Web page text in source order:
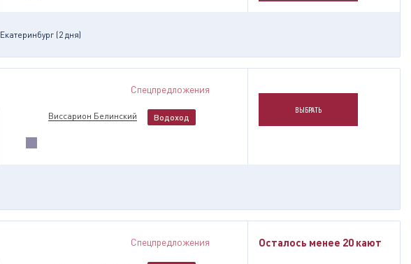
Екатеринбург (2 дня)
Спецпредложения
Виссарион Белинский Водоход
ВЫБРАТЬ
Спецпредложения Осталось менее 20 кают